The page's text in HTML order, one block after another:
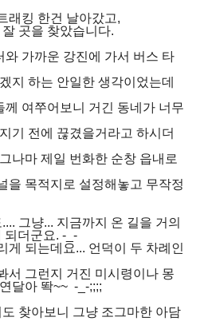
래킹 한건 날아갔고,
곳을 찾았습니다.
와 가까운 강진에 가서 버스 타
지 하는 안일한 생각이었는데
께 여쭈어보니 거긴 동네가 너무
기 전에 끊겼을거라고 하시더
나마 제일 번화한 순창 읍내로
을 목적지로 설정해놓고 무작정
그냥... 지금까지 온 길을 거의
되더군요. -_-
게 되는데요... 언덕이 두 차례인
서 그런지 거진 미시령이나 몽
달아 똭~~ -_-;;;;
찾아보니 그냥 조그마한 아담